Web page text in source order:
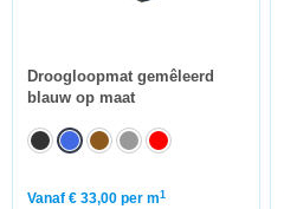
Droogloopmat gemêleerd
blauw op maat
Vanaf € 33,00 per m1